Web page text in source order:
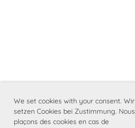
We set cookies with your consent. Wir
setzen Cookies bei Zustimmung. Nous
plaçons des cookies en cas de